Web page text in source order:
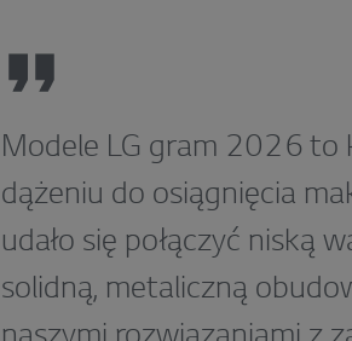
Modele LG gram 2026 to
dążeniu do osiągnięcia
udało się połączyć niską
solidną, metaliczną